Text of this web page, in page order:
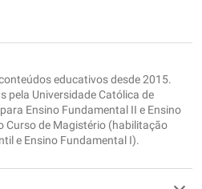
incorreta
informação que procuro
educativos desde 2015.
pela Universidade Católica de
Ensino Fundamental II e Ensino
Curso de Magistério (habilitação
e Ensino Fundamental I).